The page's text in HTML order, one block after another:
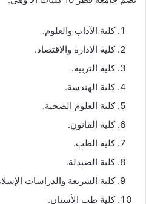
كلية الآداب والعلوم.
كلية الإدارة والاقتصاد.
كلية التربية.
كلية الهندسة.
كلية العلوم الصحية.
كلية القانون.
كلية الطب.
كلية الصيدلة.
كلية الشريعة والدراسات
كلية طب الأسنان.